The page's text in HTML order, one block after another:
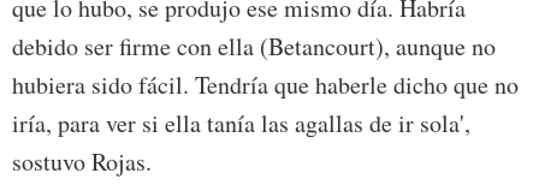
que lo hubo, se produjo ese mismo día. Habría
debido ser firme con ella (Betancourt), aunque no
hubiera sido fácil. Tendría que haberle dicho que no
iría, para ver si ella tanía las agallas de ir sola',
sostuvo Rojas.